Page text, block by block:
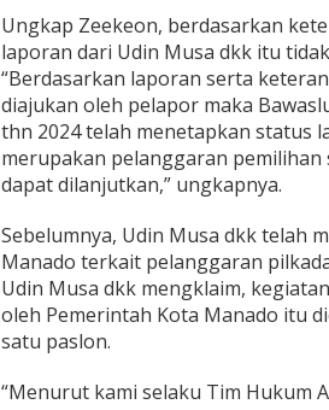
Ungkap Zeekeon, berdasarkan
laporan dari Udin Musa dkk itu
“Berdasarkan laporan serta
diajukan oleh pelapor maka
thn 2024 telah menetapkan status
merupakan pelanggaran
dapat dilanjutkan,” ungkapnya.
Sebelumnya, Udin Musa dkk telah
Manado terkait pelanggaran
Udin Musa dkk mengklaim,
oleh Pemerintah Kota Manado itu
satu paslon.
“Menurut kami selaku Tim Hukum